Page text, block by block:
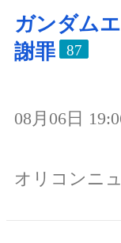
ガンダム
謝罪
87
08月06日
オリコンニ